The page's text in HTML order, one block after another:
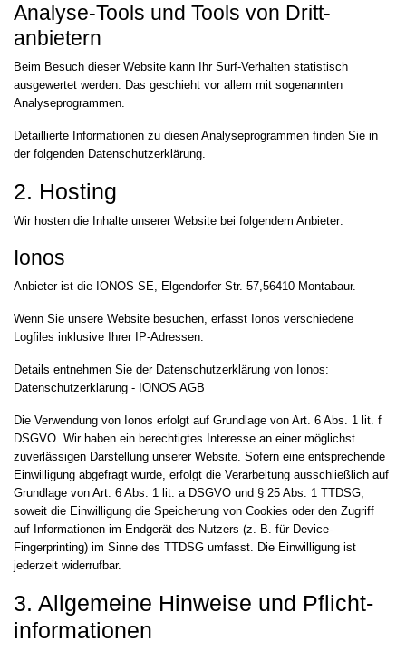
Analyse-Tools und Tools von Dritt­
anbietern
Beim Besuch dieser Website kann Ihr Surf-Verhalten statistisch
ausgewertet werden. Das geschieht vor allem mit sogenannten
Analyseprogrammen.
Detaillierte Informationen zu diesen Analyseprogrammen finden Sie in
der folgenden Datenschutzerklärung.
2. Hosting
Wir hosten die Inhalte unserer Website bei folgendem Anbieter:
Ionos
Anbieter ist die IONOS SE, Elgendorfer Str. 57,56410 Montabaur.
Wenn Sie unsere Website besuchen, erfasst Ionos verschiedene
Logfiles inklusive Ihrer IP-Adressen.
Details entnehmen Sie der Datenschutzerklärung von Ionos:
Datenschutzerklärung - IONOS AGB
Die Verwendung von Ionos erfolgt auf Grundlage von Art. 6 Abs. 1 lit. f
DSGVO. Wir haben ein berechtigtes Interesse an einer möglichst
zuverlässigen Darstellung unserer Website. Sofern eine entsprechende
Einwilligung abgefragt wurde, erfolgt die Verarbeitung ausschließlich auf
Grundlage von Art. 6 Abs. 1 lit. a DSGVO und § 25 Abs. 1 TTDSG,
soweit die Einwilligung die Speicherung von Cookies oder den Zugriff
auf Informationen im Endgerät des Nutzers (z. B. für Device-
Fingerprinting) im Sinne des TTDSG umfasst. Die Einwilligung ist
jederzeit widerrufbar.
3. Allgemeine Hinweise und Pflicht­
informationen